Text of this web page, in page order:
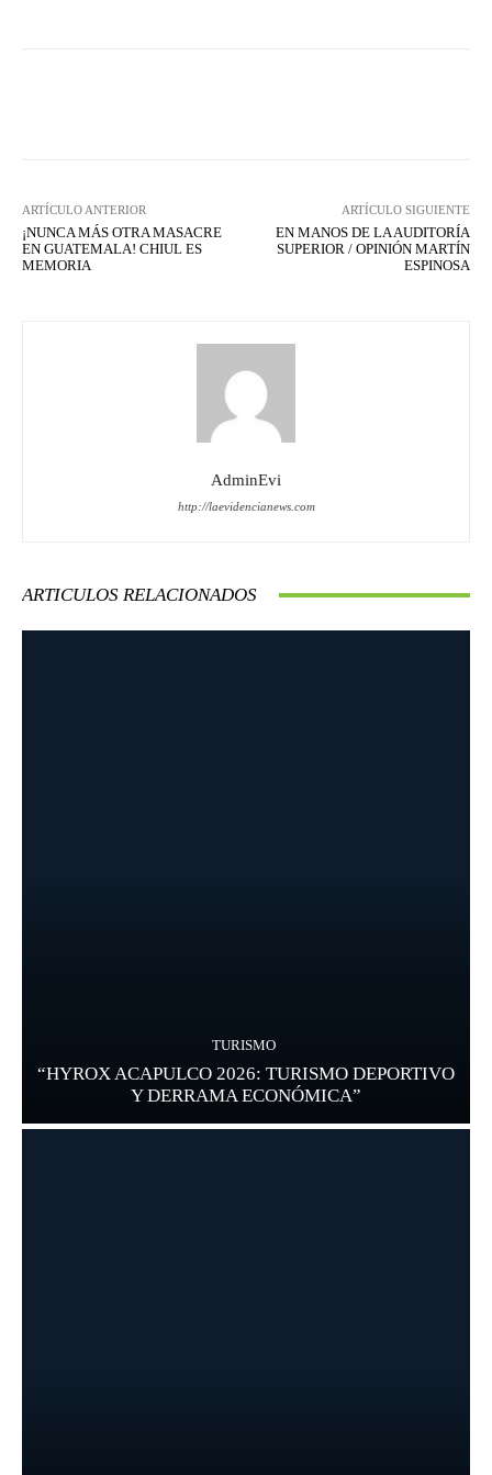
ARTÍCULO ANTERIOR
¡NUNCA MÁS OTRA MASACRE
EN GUATEMALA! CHIUL ES
MEMORIA
ARTÍCULO SIGUIENTE
EN MANOS DE LA AUDITORÍA
SUPERIOR / OPINIÓN MARTÍN
ESPINOSA
AdminEvi
http://laevidencianews.com
ARTICULOS RELACIONADOS
TURISMO
“HYROX ACAPULCO 2026: TURISMO DEPORTIVO
Y DERRAMA ECONÓMICA”